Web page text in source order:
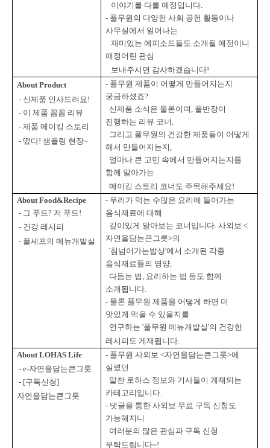
이야기를 다룰 예정입니다.
- 풀무원의 다양한 사회 공헌 활동이나
사무실에서 일어나는
재미있는 에피소드들도 소개될 예정이니
애정어린 관심
보내주시면 감사하겠습니다!
About Product
- 신제품 인사드려요!
- 이 제품 꼼꼼 리뷰
-제품 메이킹 스토리
- 떴다!샘플링 현장~
- 풀무원 제품이 어떻게 만들어지는지
궁금하셨죠?
신제품 소식은 물론이며, 풀반장이
진행하는 리뷰 코너,
그리고 풀무원의 건강한 제품들이 어떻게
해서 만들어지는지,
얼마나 큰 고민 속에서 만들어지는지를
함께 알아가는
메이킹 스토리 코너도 주목해주세요!
About Food&Recipe
- 그 푸드? 저 푸드!
- 건강 레시피
- 풀셰프의 메뉴개발실
- 우리가 먹는 수많은 요리에 들어가는
음식재료에 대해
깊이있게 알아보는 코너입니다.사외보 <
자연을담는큰그릇>의
'침넘어가는밥상'에서 소개된 각종
음식재료들의 영양,
다듬는 법, 요리하는 법 등도 함께
소개됩니다.
- 물론 풀무원 제품을 어떻게 하면 더
맛있게 먹을 수 있을지를
연구하는 '풀무원 메뉴개발실'의 건강한
레시피도 게재됩니다.
About LOHAS Life
- e-자연을담는큰그릇
- [구독신청]
자연을담는큰그릇
- 풀무원 사외보 <자연을담는큰그릇>에
실렸던
알찬 로하스 정보와 기사들이 게재되는
카테고리입니다.
- 댓글을 통한 사외보 무료 구독 신청도
가능해지니
여러분의 많은 관심과 구독 신청
부탁드립니다~!